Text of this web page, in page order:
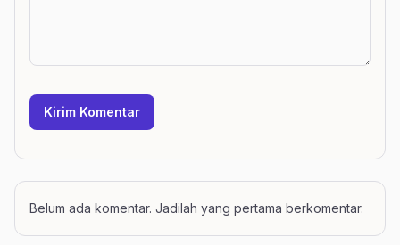
Kirim Komentar
Belum ada komentar. Jadilah yang pertama berkomentar.